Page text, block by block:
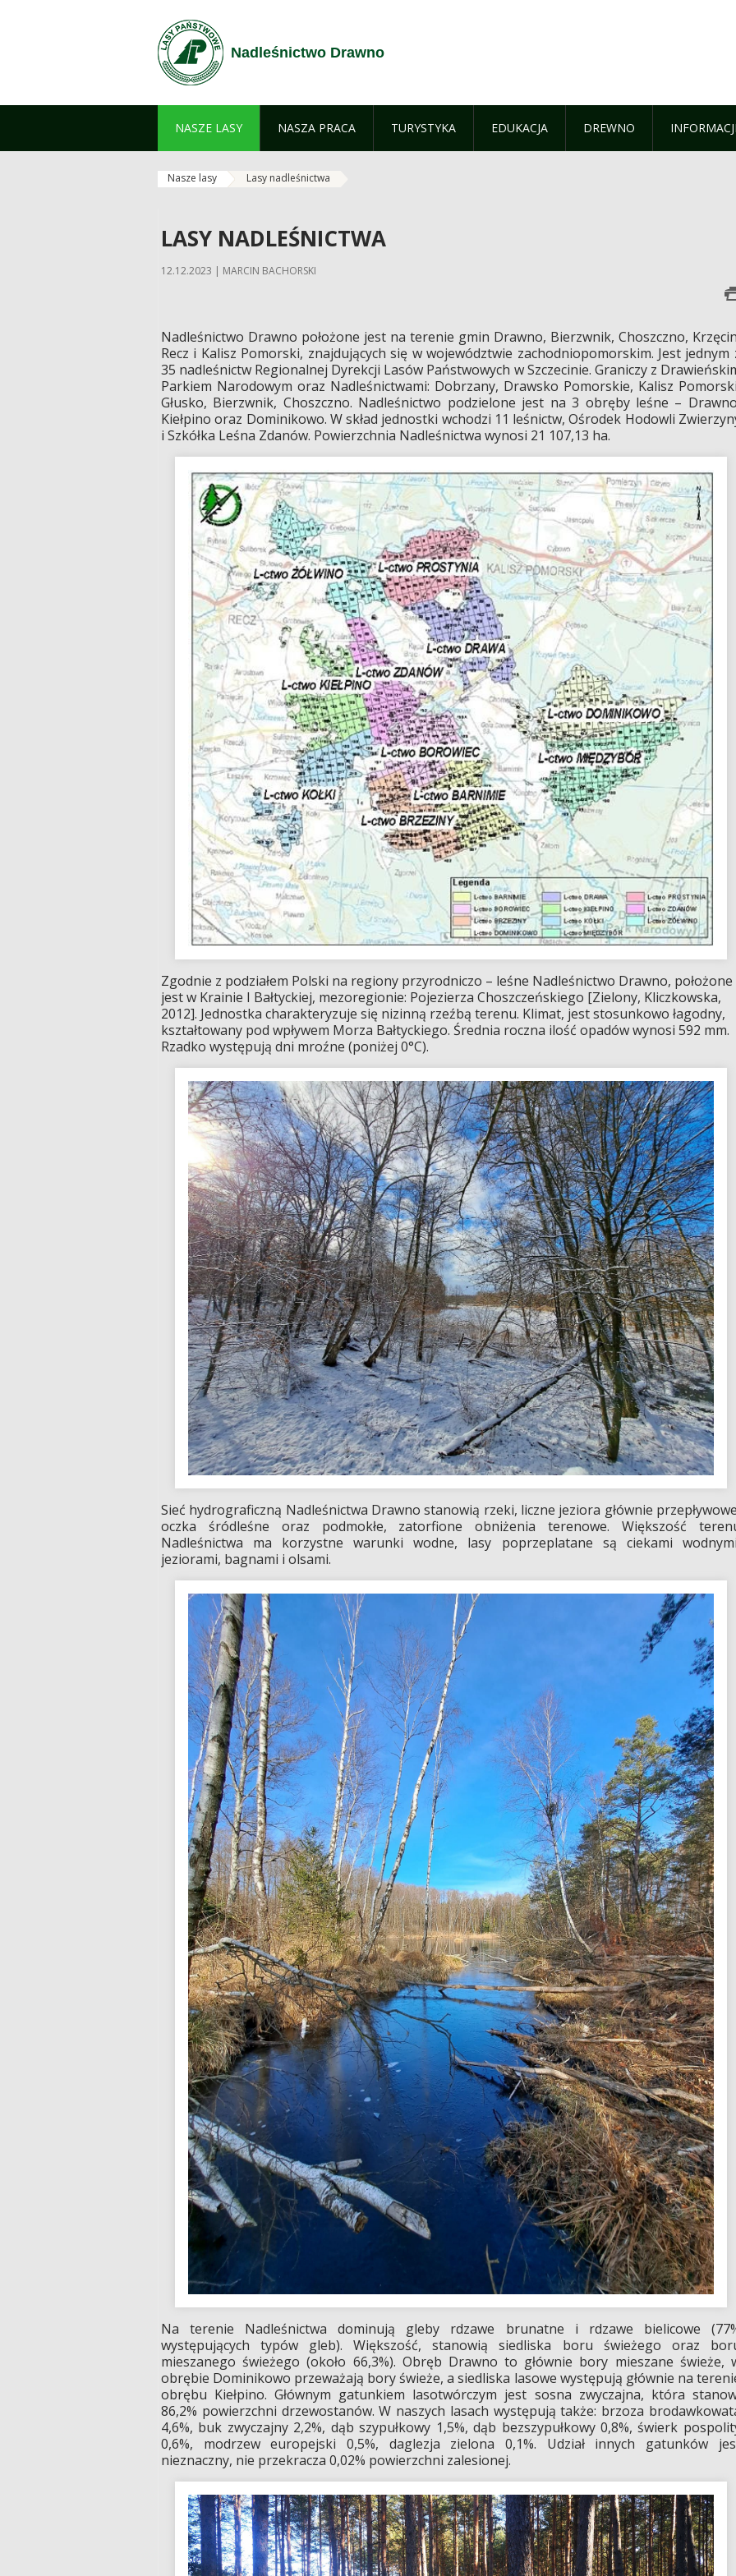
Nadleśnictwo Drawno
NASZE LASY NASZA PRACA TURYSTYKA EDUKACJA DREWNO
Nasze lasy Lasy nadleśnictwa
LASY NADLEŚNICTWA
12.12.2023 | MARCIN BACHORSKI
Nadleśnictwo Drawno położone jest na terenie gmin Drawno, Bierzwnik, Choszczno,
Recz i Kalisz Pomorski, znajdujących się w województwie zachodniopomorskim. Jest jednym
35 nadleśnictw Regionalnej Dyrekcji Lasów Państwowych w Szczecinie. Graniczy z
Parkiem Narodowym oraz Nadleśnictwami: Dobrzany, Drawsko Pomorskie, Kalisz
Głusko, Bierzwnik, Choszczno. Nadleśnictwo podzielone jest na 3 obręby leśne –
Kiełpino oraz Dominikowo. W skład jednostki wchodzi 11 leśnictw, Ośrodek Hodowli
i Szkółka Leśna Zdanów. Powierzchnia Nadleśnictwa wynosi 21 107,13 ha.
Zgodnie z podziałem Polski na regiony przyrodniczo – leśne Nadleśnictwo Drawno, położone
jest w Krainie I Bałtyckiej, mezoregionie: Pojezierza Choszczeńskiego [Zielony, Kliczkowska,
2012]. Jednostka charakteryzuje się nizinną rzeźbą terenu. Klimat, jest stosunkowo łagodny,
kształtowany pod wpływem Morza Bałtyckiego. Średnia roczna ilość opadów wynosi 592 mm.
Rzadko występują dni mroźne (poniżej 0°C).
Sieć hydrograficzną Nadleśnictwa Drawno stanowią rzeki, liczne jeziora głównie
oczka śródleśne oraz podmokłe, zatorfione obniżenia terenowe. Większość
Nadleśnictwa ma korzystne warunki wodne, lasy poprzeplatane są ciekami
jeziorami, bagnami i olsami.
Na terenie Nadleśnictwa dominują gleby rdzawe brunatne i rdzawe bielicowe
występujących typów gleb). Większość, stanowią siedliska boru świeżego oraz
mieszanego świeżego (około 66,3%). Obręb Drawno to głównie bory mieszane świeże,
obrębie Dominikowo przeważają bory świeże, a siedliska lasowe występują głównie na
obrębu Kiełpino. Głównym gatunkiem lasotwórczym jest sosna zwyczajna, która
86,2% powierzchni drzewostanów. W naszych lasach występują także: brzoza
4,6%, buk zwyczajny 2,2%, dąb szypułkowy 1,5%, dąb bezszypułkowy 0,8%, świerk
0,6%, modrzew europejski 0,5%, daglezja zielona 0,1%. Udział innych gatunków
nieznaczny, nie przekracza 0,02% powierzchni zalesionej.